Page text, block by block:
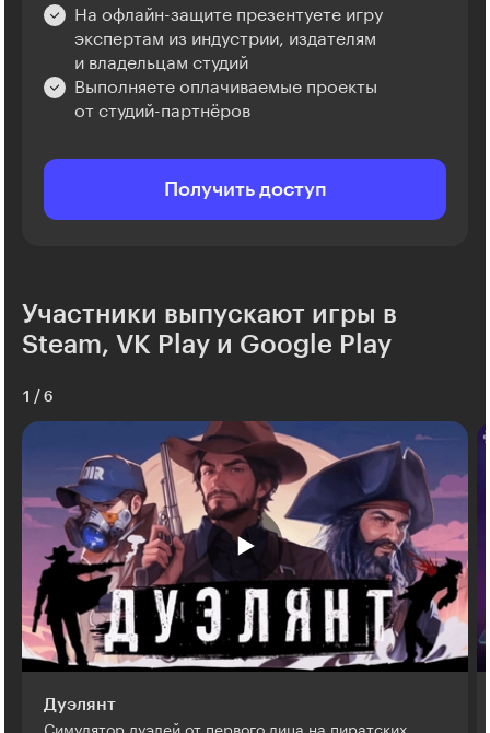
На офлайн-защите презентуете игру
экспертам из индустрии, издателям
и владельцам студий
Выполняете оплачиваемые проекты
от студий-партнёров
Получить доступ
Участники выпускают игры в
Steam, VK Play и Google Play
1 / 6
Дуэлянт